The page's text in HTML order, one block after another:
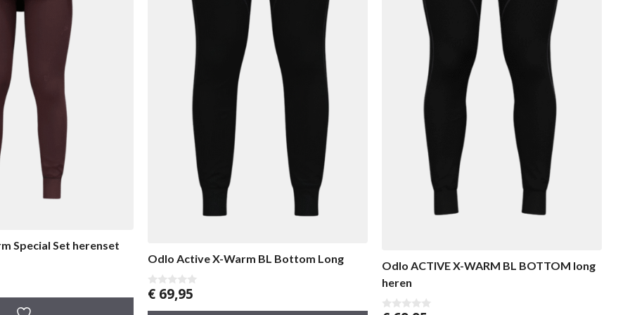
Special Set herenset
Odlo Active X-Warm BL Bottom Long
0
a
€ 69,95
Odlo ACTIVE X-WARM BL BOTTOM long
heren